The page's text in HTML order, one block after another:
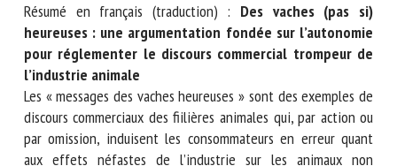
Résumé en français (traduction) : Des vaches (pas si)
heureuses : une argumentation fondée sur
l’autonomie pour réglementer le discours commercial
trompeur de l’industrie animale
Les « messages des vaches heureuses » sont des exemples
de discours commerciaux des fiilières animales qui, par
action ou par omission, induisent les consommateurs en
erreur quant aux effets néfastes de l’industrie sur les
Organisme *
E-mail *